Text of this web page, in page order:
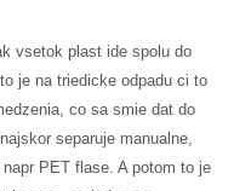
vsetok plast ide spolu do
je na triedicke odpadu ci to
co sa smie dat do
separuje manualne,
PET flase. A potom to je